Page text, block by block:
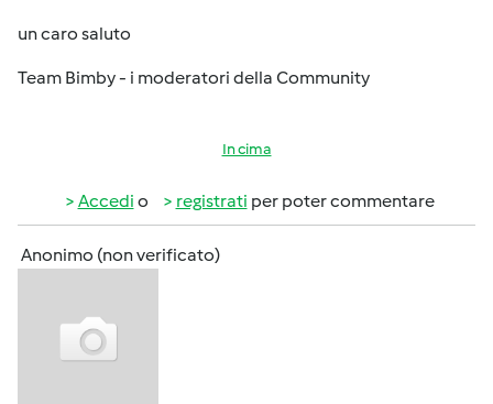
un caro saluto
Team Bimby - i moderatori della Community
In cima
Accedi o registrati per poter commentare
Anonimo (non verificato)